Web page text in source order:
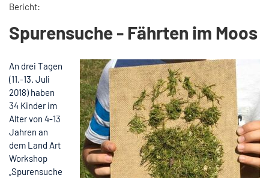
Bericht:
Spurensuche - Fährten im Moos
An drei Tagen
(11.-13. Juli
2018) haben
34 Kinder im
Alter von 4-13
Jahren an
dem Land Art
Workshop
„Spurensuche